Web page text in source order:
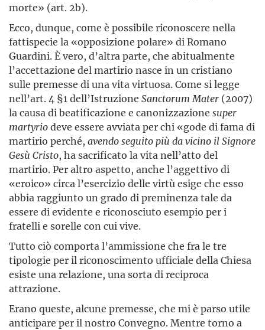
morte» (art. 2b).
Ecco, dunque, come è possibile riconoscere nella
fattispecie la «opposizione polare» di Romano
Guardini. È vero, d’altra parte, che abitualmente
l’accettazione del martirio nasce in un cristiano
sulle premesse di una vita virtuosa. Come si legge
nell’art. 4 §1 dell’Istruzione Sanctorum Mater (2007)
la causa di beatificazione e canonizzazione super
martyriodeve essere avviata per chi «gode di fama di
martirio perché, avendo seguito più da vicino il Signore
Gesù Cristo, ha sacrificato la vita nell’atto del
martirio. Per altro aspetto, anche l’aggettivo di
«eroico» circa l’esercizio delle virtù esige che esso
abbia raggiunto un grado di preminenza tale da
essere di evidente e riconosciuto esempio per i
fratelli e sorelle con cui vive.
Tutto ciò comporta l’ammissione che fra le tre
tipologie per il riconoscimento ufficiale della Chiesa
esiste una relazione, una sorta di reciproca
attrazione.
Erano queste, alcune premesse, che mi è parso utile
anticipare per il nostro Convegno. Mentre torno a